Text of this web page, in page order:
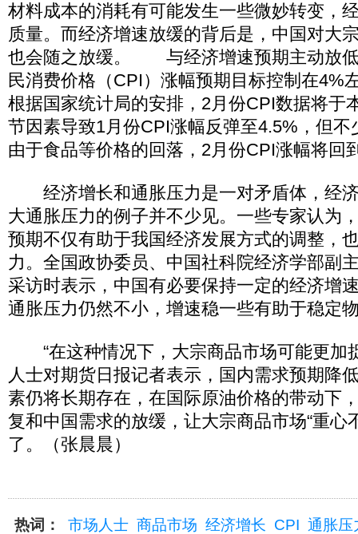
材料成本的消耗有可能发生一些微妙转变，
质量。而经济增速放缓的背后是，中国对大
也会随之放缓。 与经济增速预期主动放低
民消费价格（CPI）涨幅预期目标控制在4%
根据国家统计局的安排，2月份CPI数据将于
节因素导致1月份CPI涨幅反弹至4.5%，但不
由于食品等价格的回落，2月份CPI涨幅将回
经济增长和通胀压力是一对矛盾体，经
大通胀压力的例子并不少见。一些专家认为
预期不仅有助于我国经济发展方式的调整，
力。全国政协委员、中国社科院经济学部副
采访时表示，中国有必要保持一定的经济增
通胀压力仍然不小，增速稳一些有助于稳定
“在这种情况下，大宗商品市场可能更加
人士对期货日报记者表示，国内需求预期降
素仍将长期存在，在国际原油价格的带动下
复和中国需求的放缓，让大宗商品市场“重心
了。（张晨晨）
热词： 市场人士 商品市场 经济增长 CPI 通胀压